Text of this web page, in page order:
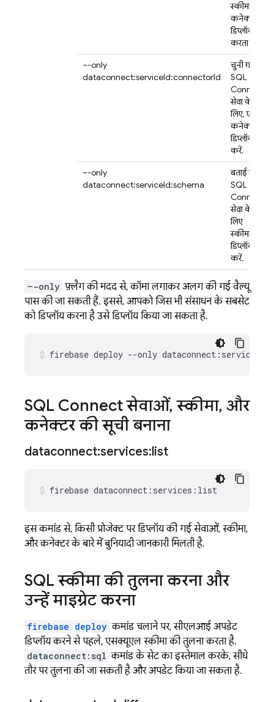
स्कीमा और
कनेक्टर
डिप्लॉय
करता है.
–-only
dataconnect:serviceId:connectorId
चुनी गई
SQL
Connect
सेवा के
लिए, एक
कनेक्टर
डिप्लॉय
करें.
–-only
dataconnect:serviceId:schema
बताई गई
SQL
Connect
सेवा के
लिए
स्कीमा
डिप्लॉय
करें.
–-only फ़्लैग की मदद से, कॉमा लगाकर अलग की गई वैल्यू
पास की जा सकती हैं. इससे, आपको जिस भी संसाधन के सबसेट
को डिप्लॉय करना है उसे डिप्लॉय किया जा सकता है.
firebase deploy --only
SQL Connectसेवाओं,स्कीमा, और
कनेक्टर की सूची बनाना
dataconnect:services:list
firebase dataconnect:services:list
इस कमांड से, किसी प्रोजेक्ट पर डिप्लॉय की गई सेवाओं, स्कीमा,
और कनेक्टर के बारे में बुनियादी जानकारी मिलती है.
SQL स्कीमा की तुलना करना और
उन्हें माइग्रेट करना
firebase deploy कमांड चलाने पर, सीएलआई अपडेट
डिप्लॉय करने से पहले, एसक्यूएल स्कीमा की तुलना करता है.
dataconnect:sql कमांड के सेट का इस्तेमाल करके, सीधे
तौर पर तुलना की जा सकती है और अपडेट किया जा सकता है.